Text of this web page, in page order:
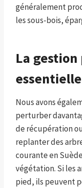
généralement
les sous-bois,
La
essentielle
Nous avons
perturber
de récupération
replanter des
courante en
végétation. Si les
pied, ils peuvent